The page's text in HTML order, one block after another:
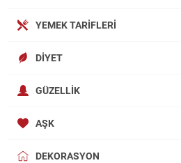
YEMEK TARIFLERI
DIYET
GÜZELLIK
AŞK
DEKORASYON